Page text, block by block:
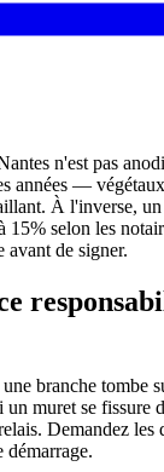
n'est pas
années —
À l'inverse,
15% selon les
avant de signer.
branche tombe
un muret se fissure
Demandez les
démarrage.